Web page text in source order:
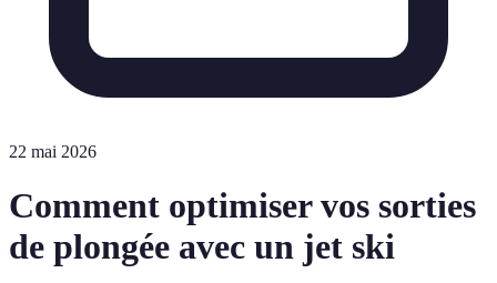
22 mai 2026
Comment optimiser vos sorties
de plongée avec un jet ski